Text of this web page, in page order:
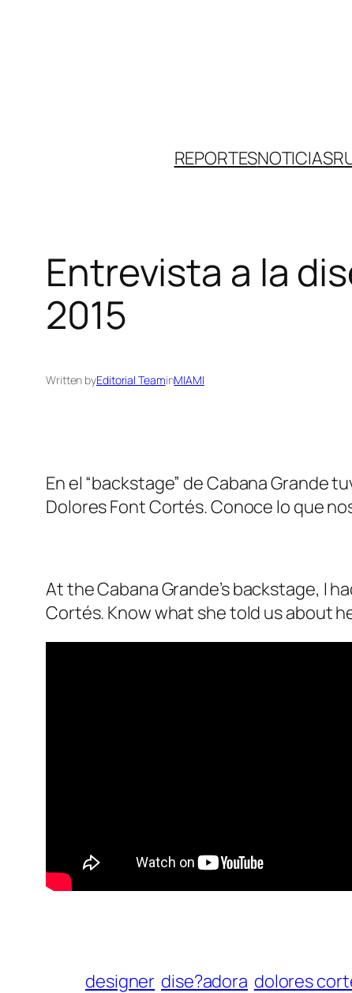
REPORTESNOTICIAS
Entrevista a la
2015
Written byEditorial TeaminMIAMI
En el “backstage” de Cabana Grande
Dolores Font Cortés. Conoce lo que
At the Cabana Grande’s backstage, I
Cortés. Know what she told us about
designer dise?adora dolores